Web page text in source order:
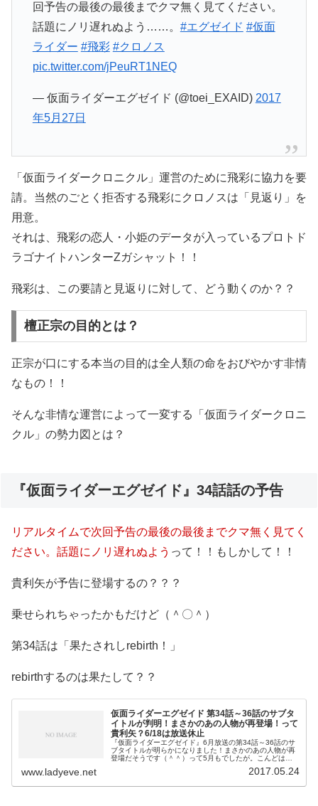
回予告の最後の最後までクマ無く見てください。
話題にノリ遅れぬよう……。 #エグゼイド #仮面
ライダー #飛彩 #クロノス
pic.twitter.com/jPeuRT1NEQ
— 仮面ライダーエグゼイド (@toei_EXAID) 2017
年5月27日
「仮面ライダークロニクル」運営のために飛彩に協力を要
請。当然のごとく拒否する飛彩にクロノスは「見返り」を
用意。
それは、飛彩の恋人・小姫のデータが入っているプロトド
ラゴナイトハンターZガシャット！！
飛彩は、この要請と見返りに対して、どう動くのか？？
檀正宗の目的とは？
正宗が口にする本当の目的は全人類の命をおびやかす非情
なもの！！
そんな非情な運営によって一変する「仮面ライダークロニ
クル」の勢力図とは？
『仮面ライダーエグゼイド』34話話の予告
リアルタイムで次回予告の最後の最後までクマ無く見てく
ださい。話題にノリ遅れぬよう って！！もしかして！！
貴利矢が予告に登場するの？？？
乗せられちゃったかもだけど（＾〇＾）
第34話は「果たされしrebirth！」
rebirthするのは果たして？？
仮面ライダーエグゼイド 第34話～36話のサブタ
イトルが判明！まさかのあの人物が再登場！って
貴利矢？6/18は放送休止
『仮面ライダーエグゼイド』6月放送の第34話～36話のサ
ブタイトルが明らかになりました！まさかのあの人物が再
登場だそうです（＾＾）って5月もでしたが。こんどは誰
www.ladyeve.net 2017.05.24